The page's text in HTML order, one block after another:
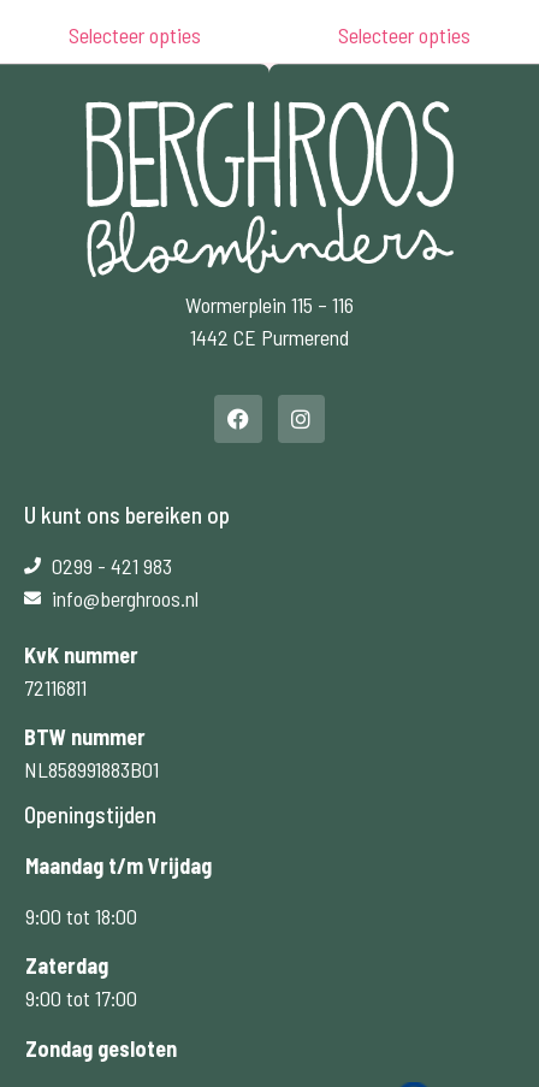
Selecteer opties Selecteer opties
Wormerplein 115 – 116
1442 CE Purmerend
U kunt ons bereiken op
0299 - 421 983
info@berghroos.nl
KvK nummer
72116811
BTW nummer
NL858991883B01
Openingstijden
Maandag t/m Vrijdag
9:00 tot 18:00
Zaterdag
9:00 tot 17:00
Zondag gesloten